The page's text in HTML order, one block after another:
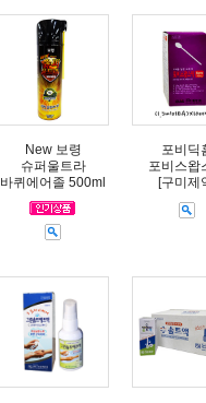
New 보령
슈퍼울트라
바퀴에어졸 500ml
포비딕
포비스왑
[구미제